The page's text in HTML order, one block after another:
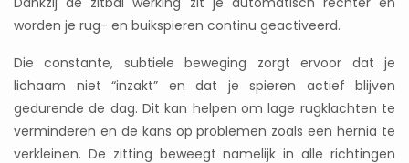
worden je rug- en buikspieren continu geactiveerd.
Die constante, subtiele beweging zorgt ervoor dat je
lichaam niet “inzakt” en dat je spieren actief blijven
gedurende de dag. Dit kan helpen om lage rugklachten te
verminderen en de kans op problemen zoals een hernia te
verkleinen. De zitting beweegt namelijk in alle richtingen